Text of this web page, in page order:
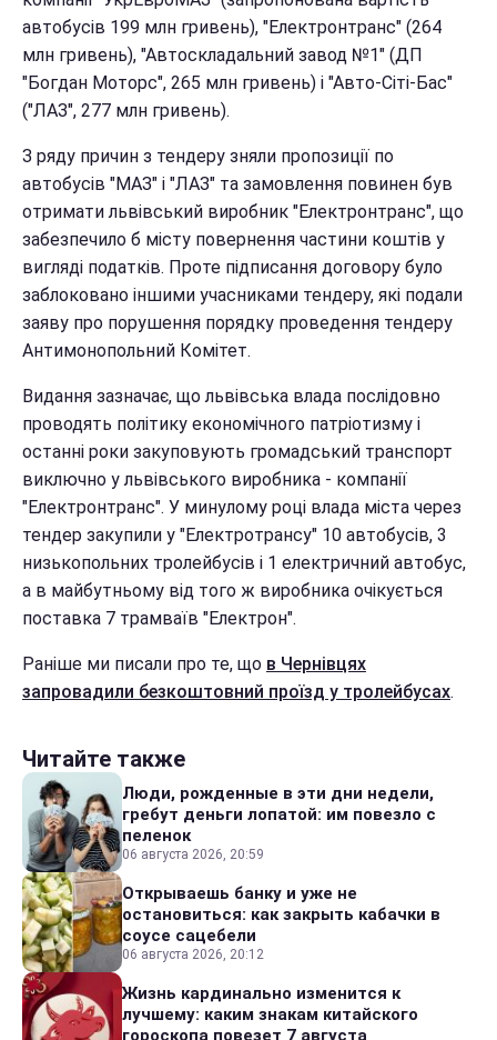
автобусів 199 млн гривень), "Електронтранс" (264
млн гривень), "Автоскладальний завод №1" (ДП
"Богдан Моторс", 265 млн гривень) і "Авто-Сіті-Бас"
("ЛАЗ", 277 млн гривень).
З ряду причин з тендеру зняли пропозиції по
автобусів "МАЗ" і "ЛАЗ" та замовлення повинен був
отримати львівський виробник "Електронтранс", що
забезпечило б місту повернення частини коштів у
вигляді податків. Проте підписання договору було
заблоковано іншими учасниками тендеру, які подали
заяву про порушення порядку проведення тендеру
Антимонопольний Комітет.
Видання зазначає, що львівська влада послідовно
проводять політику економічного патріотизму і
останні роки закуповують громадський транспорт
виключно у львівського виробника - компанії
"Електронтранс". У минулому році влада міста через
тендер закупили у "Електротрансу" 10 автобусів, 3
низькопольних тролейбусів і 1 електричний автобус,
а в майбутньому від того ж виробника очікується
поставка 7 трамваїв "Електрон".
Раніше ми писали про те, що в Чернівцях
запровадили безкоштовний проїзд у тролейбусах.
Читайте также
Люди, рожденные в эти дни недели,
гребут деньги лопатой: им повезло с
пеленок
06 августа 2026, 20:59
Открываешь банку и уже не
остановиться: как закрыть кабачки в
соусе сацебели
06 августа 2026, 20:12
Жизнь кардинально изменится к
лучшему: каким знакам китайского
гороскопа повезет 7 августа